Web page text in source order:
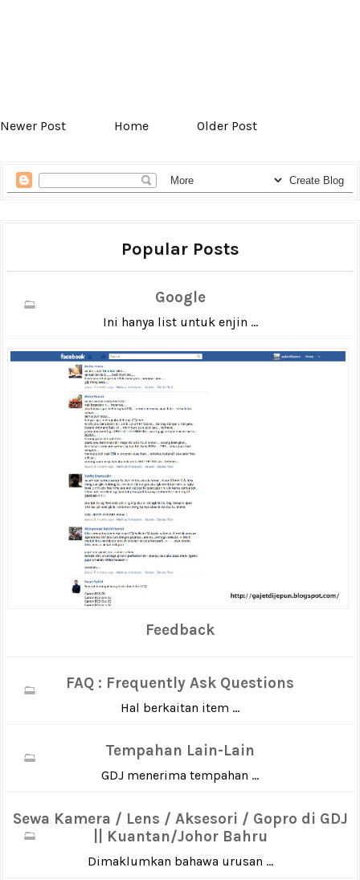
Newer Post Home Older Post
Popular Posts
Google
Ini hanya list untuk enjin ...
Feedback
FAQ : Frequently Ask Questions
Hal berkaitan item ...
Tempahan Lain-Lain
GDJ menerima tempahan ...
Sewa Kamera / Lens / Aksesori / Gopro di GDJ
|| Kuantan/Johor Bahru
Dimaklumkan bahawa urusan ...